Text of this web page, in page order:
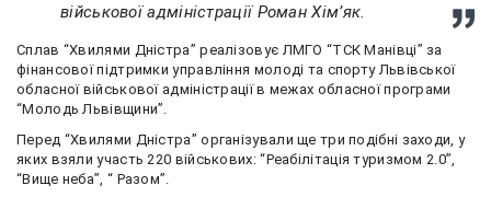
військової адміністрації Роман Хімʼяк.
Сплав “Хвилями Дністра” реалізовує ЛМГО “ТСК Манівці” за
фінансової підтримки управління молоді та спорту Львівської
обласної військової адміністрації в межах обласної програми
“Молодь Львівщини”.
Перед “Хвилями Дністра” організували ще три подібні заходи, у
яких взяли участь 220 військових: “Реабілітація туризмом 2.0”,
“Вище неба”, “ Разом”.